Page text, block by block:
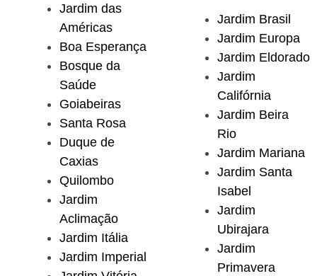
Jardim das
Américas
Boa Esperança
Bosque da
Saúde
Goiabeiras
Santa Rosa
Duque de
Caxias
Quilombo
Jardim
Aclimação
Jardim Itália
Jardim Imperial
Jardim Brasil
Jardim Europa
Jardim Eldorado
Jardim
Califórnia
Jardim Beira
Rio
Jardim Mariana
Jardim Santa
Isabel
Jardim
Ubirajara
Jardim
Primavera